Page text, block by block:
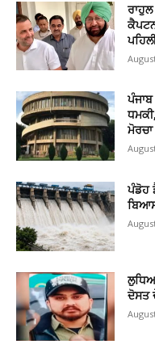
ਰਾਹੁਲ
ਮੋਰਚਾ
ਪੰਡੋਹ
ਦੋਸਤ